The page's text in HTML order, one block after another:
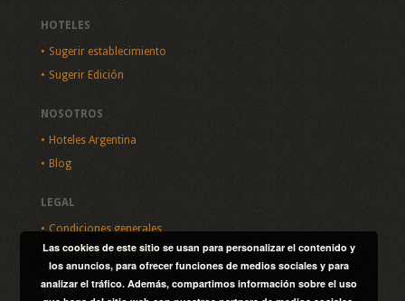
HOTELES
Sugerir establecimiento
Sugerir Edición
NOSOTROS
Hoteles Argentina
Blog
LEGAL
Condiciones generales
Política de privacidad
SITIO
Las cookies de este sitio se usan para personalizar el contenido y
los anuncios, para ofrecer funciones de medios sociales y para
analizar el tráfico. Además, compartimos información sobre el uso